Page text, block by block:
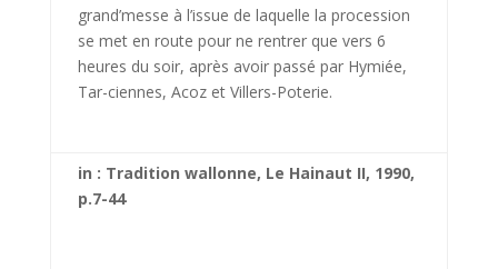
grand’messe à l’issue de laquelle la procession
se met en route pour ne rentrer que vers 6
heures du soir, après avoir passé par Hymiée,
Tar-ciennes, Acoz et Villers-Poterie.
in : Tradition wallonne, Le Hainaut II, 1990,
p.7-44